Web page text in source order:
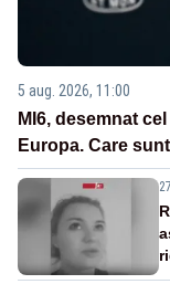
5 aug. 2026, 11:00
MI6, desemnat
Europa. Care